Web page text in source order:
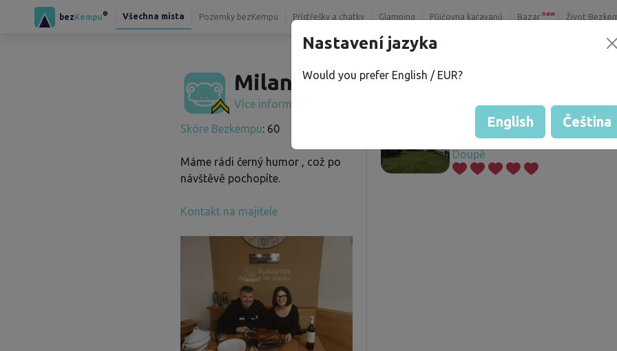
bezKempu® Všechna místa Pozemky bezKempu Přístřešky a chatky Glamping Půjčovna karavanů Bazar new Život
Milan D.
Více informací
Skóre Bezkempu: 60
Máme rádi černý humor , což po
návštěvě pochopíte.
Kontakt na majitele
Doupě
Nastavení jazyka
Would you prefer English / EUR?
English Čeština